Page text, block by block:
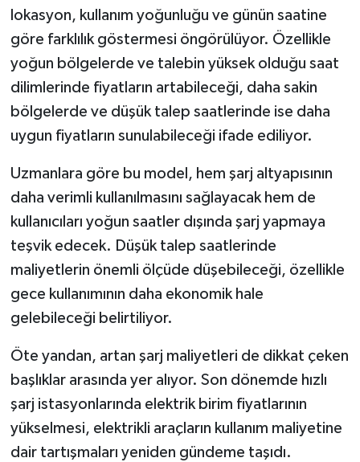
lokasyon, kullanım yoğunluğu ve günün saatine
göre farklılık göstermesi öngörülüyor. Özellikle
yoğun bölgelerde ve talebin yüksek olduğu saat
dilimlerinde fiyatların artabileceği, daha sakin
bölgelerde ve düşük talep saatlerinde ise daha
uygun fiyatların sunulabileceği ifade ediliyor.
Uzmanlara göre bu model, hem şarj altyapısının
daha verimli kullanılmasını sağlayacak hem de
kullanıcıları yoğun saatler dışında şarj yapmaya
teşvik edecek. Düşük talep saatlerinde
maliyetlerin önemli ölçüde düşebileceği, özellikle
gece kullanımının daha ekonomik hale
gelebileceği belirtiliyor.
Öte yandan, artan şarj maliyetleri de dikkat çeken
başlıklar arasında yer alıyor. Son dönemde hızlı
şarj istasyonlarında elektrik birim fiyatlarının
yükselmesi, elektrikli araçların kullanım maliyetine
dair tartışmaları yeniden gündeme taşıdı.